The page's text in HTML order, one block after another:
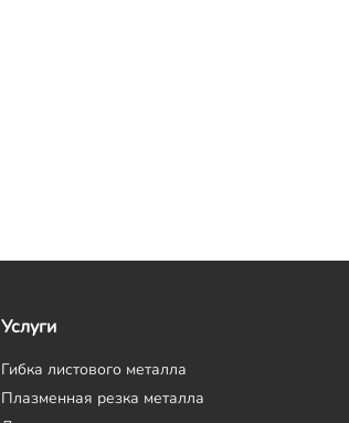
Услуги
Гибка листового металла
Плазменная резка металла